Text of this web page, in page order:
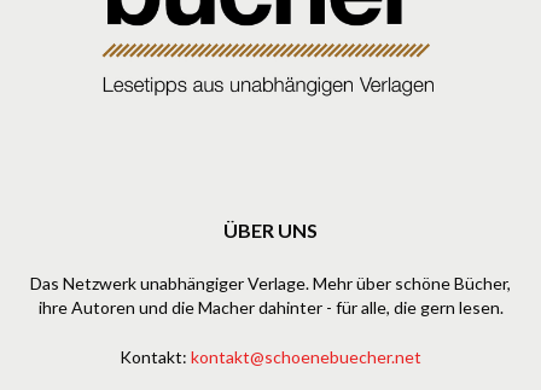
ÜBER UNS
Das Netzwerk unabhängiger Verlage. Mehr über schöne Bücher,
ihre Autoren und die Macher dahinter - für alle, die gern lesen.
Kontakt: kontakt@schoenebuecher.net